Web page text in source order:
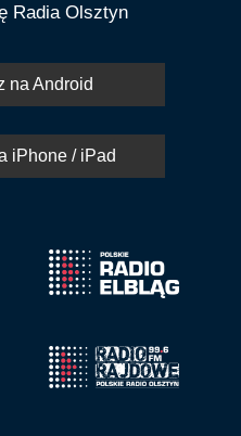
Radia Olsztyn
na Android
iPhone / iPad